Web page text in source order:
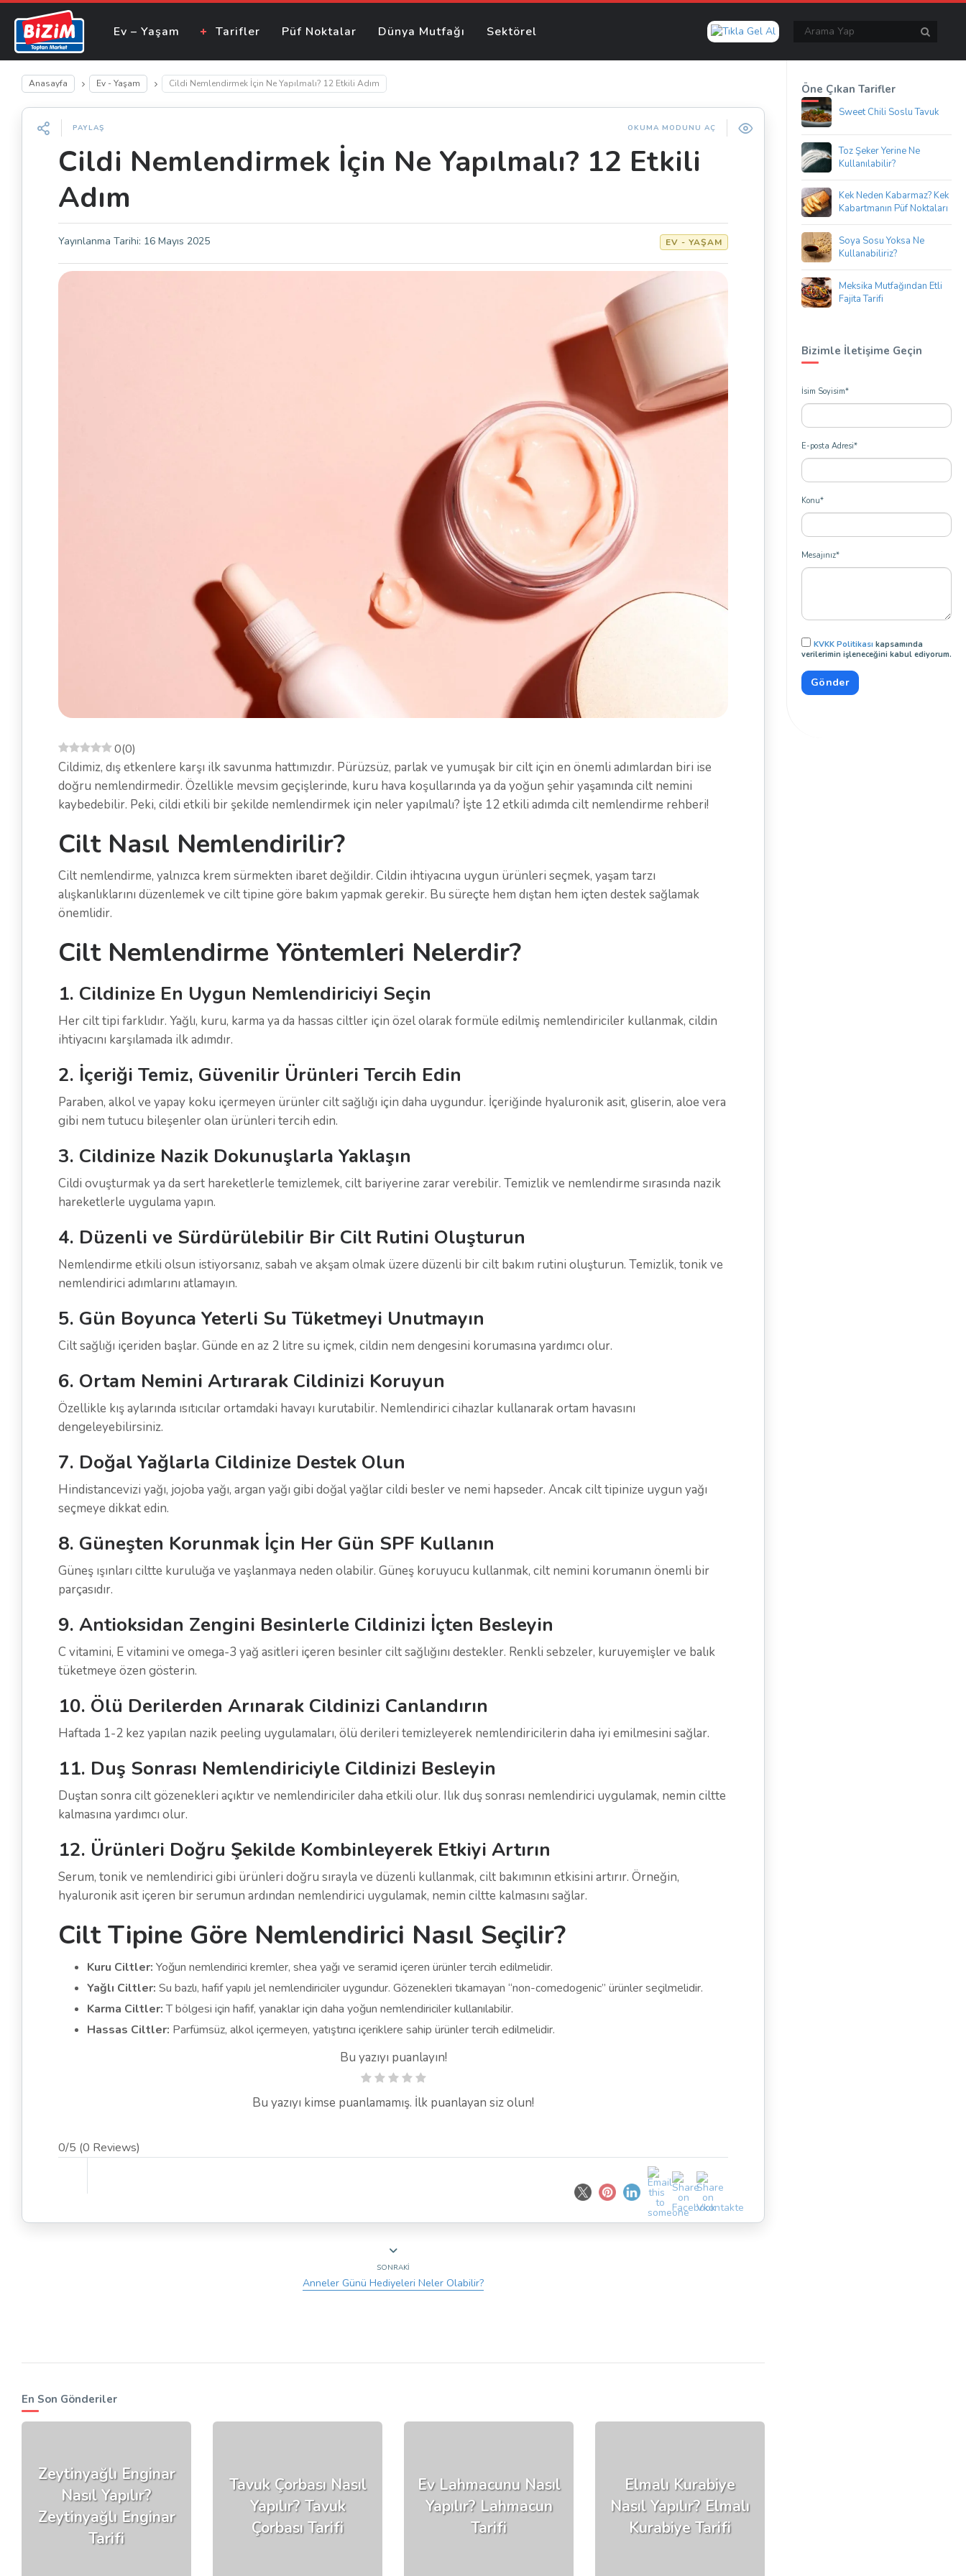
Ev – Yaşam Tarifler Püf Noktalar Dünya Mutfağı Sektörel
Anasayfa Ev - Yaşam Cildi Nemlendirmek İçin Ne Yapılmalı? 12 Etkili Adım
PAYLAŞ OKUMA MODUNU AÇ
Cildi Nemlendirmek İçin Ne Yapılmalı? 12 Etkili
Adım
Yayınlanma Tarihi: 16 Mayıs 2025 EV - YAŞAM
0(0)
Cildimiz, dış etkenlere karşı ilk savunma hattımızdır. Pürüzsüz, parlak ve yumuşak bir cilt için en önemli adımlardan biri ise
doğru nemlendirmedir. Özellikle mevsim geçişlerinde, kuru hava koşullarında ya da yoğun şehir yaşamında cilt nemini
kaybedebilir. Peki, cildi etkili bir şekilde nemlendirmek için neler yapılmalı? İşte 12 etkili adımda cilt nemlendirme rehberi!
Cilt Nasıl Nemlendirilir?
Cilt nemlendirme, yalnızca krem sürmekten ibaret değildir. Cildin ihtiyacına uygun ürünleri seçmek, yaşam tarzı
alışkanlıklarını düzenlemek ve cilt tipine göre bakım yapmak gerekir. Bu süreçte hem dıştan hem içten destek sağlamak
önemlidir.
Cilt Nemlendirme Yöntemleri Nelerdir?
1. Cildinize En Uygun Nemlendiriciyi Seçin
Her cilt tipi farklıdır. Yağlı, kuru, karma ya da hassas ciltler için özel olarak formüle edilmiş nemlendiriciler kullanmak, cildin
ihtiyacını karşılamada ilk adımdır.
2. İçeriği Temiz, Güvenilir Ürünleri Tercih Edin
Paraben, alkol ve yapay koku içermeyen ürünler cilt sağlığı için daha uygundur. İçeriğinde hyaluronik asit, gliserin, aloe vera
gibi nem tutucu bileşenler olan ürünleri tercih edin.
3. Cildinize Nazik Dokunuşlarla Yaklaşın
Cildi ovuşturmak ya da sert hareketlerle temizlemek, cilt bariyerine zarar verebilir. Temizlik ve nemlendirme sırasında nazik
hareketlerle uygulama yapın.
4. Düzenli ve Sürdürülebilir Bir Cilt Rutini Oluşturun
Nemlendirme etkili olsun istiyorsanız, sabah ve akşam olmak üzere düzenli bir cilt bakım rutini oluşturun. Temizlik, tonik ve
nemlendirici adımlarını atlamayın.
5. Gün Boyunca Yeterli Su Tüketmeyi Unutmayın
Cilt sağlığı içeriden başlar. Günde en az 2 litre su içmek, cildin nem dengesini korumasına yardımcı olur.
6. Ortam Nemini Artırarak Cildinizi Koruyun
Özellikle kış aylarında ısıtıcılar ortamdaki havayı kurutabilir. Nemlendirici cihazlar kullanarak ortam havasını
dengeleyebilirsiniz.
7. Doğal Yağlarla Cildinize Destek Olun
Hindistancevizi yağı, jojoba yağı, argan yağı gibi doğal yağlar cildi besler ve nemi hapseder. Ancak cilt tipinize uygun yağı
seçmeye dikkat edin.
8. Güneşten Korunmak İçin Her Gün SPF Kullanın
Güneş ışınları ciltte kuruluğa ve yaşlanmaya neden olabilir. Güneş koruyucu kullanmak, cilt nemini korumanın önemli bir
parçasıdır.
9. Antioksidan Zengini Besinlerle Cildinizi İçten Besleyin
C vitamini, E vitamini ve omega-3 yağ asitleri içeren besinler cilt sağlığını destekler. Renkli sebzeler, kuruyemişler ve balık
tüketmeye özen gösterin.
10. Ölü Derilerden Arınarak Cildinizi Canlandırın
Haftada 1-2 kez yapılan nazik peeling uygulamaları, ölü derileri temizleyerek nemlendiricilerin daha iyi emilmesini sağlar.
11. Duş Sonrası Nemlendiriciyle Cildinizi Besleyin
Duştan sonra cilt gözenekleri açıktır ve nemlendiriciler daha etkili olur. Ilık duş sonrası nemlendirici uygulamak, nemin ciltte
kalmasına yardımcı olur.
12. Ürünleri Doğru Şekilde Kombinleyerek Etkiyi Artırın
Serum, tonik ve nemlendirici gibi ürünleri doğru sırayla ve düzenli kullanmak, cilt bakımının etkisini artırır. Örneğin,
hyaluronik asit içeren bir serumun ardından nemlendirici uygulamak, nemin ciltte kalmasını sağlar.
Cilt Tipine Göre Nemlendirici Nasıl Seçilir?
Kuru Ciltler: Yoğun nemlendirici kremler, shea yağı ve seramid içeren ürünler tercih edilmelidir.
Yağlı Ciltler: Su bazlı, hafif yapılı jel nemlendiriciler uygundur. Gözenekleri tıkamayan “non-comedogenic” ürünler seçilmelidir.
Karma Ciltler:T bölgesi için hafif, yanaklar için daha yoğun nemlendiriciler kullanılabilir.
Hassas Ciltler: Parfümsüz, alkol içermeyen, yatıştırıcı içeriklere sahip ürünler tercih edilmelidir.
Bu yazıyı puanlayın!
Bu yazıyı kimse puanlamamış. İlk puanlayan siz olun!
0/5 (0 Reviews)
SONRAKI
Anneler Günü Hediyeleri Neler Olabilir?
En Son Gönderiler
Zeytinyağlı Enginar
Nasıl Yapılır?
Zeytinyağlı Enginar
Tarifi
Tavuk Çorbası Nasıl
Yapılır? Tavuk
Çorbası Tarifi
Ev Lahmacunu Nasıl
Yapılır? Lahmacun
Tarifi
Elmalı Kurabiye
Nasıl Yapılır? Elmalı
Kurabiye Tarifi
Öne Çıkan Tarifler
Sweet Chili Soslu Tavuk
Toz Şeker Yerine Ne
Kullanılabilir?
Kek Neden Kabarmaz? Kek
Kabartmanın Püf Noktaları
Soya Sosu Yoksa Ne
Kullanabiliriz?
Meksika Mutfağından Etli
Fajita Tarifi
Bizimle İletişime Geçin
İsim Soyisim*
E-posta Adresi*
Konu*
Mesajınız*
KVKK Politikası kapsamında
verilerimin işleneceğini kabul ediyorum.